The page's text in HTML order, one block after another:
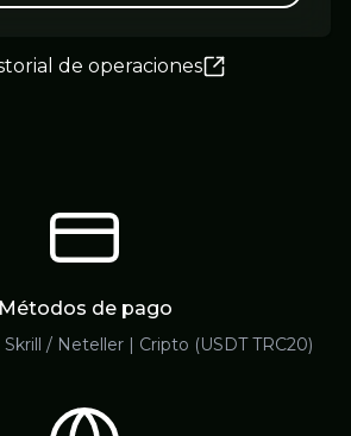
de operaciones
Métodos de pago
/ Neteller | Cripto (USDT TRC20)